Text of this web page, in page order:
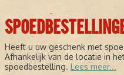
Heeft u uw geschenk met
Afhankelijk van de locatie in
spoedbestelling. Lees meer...